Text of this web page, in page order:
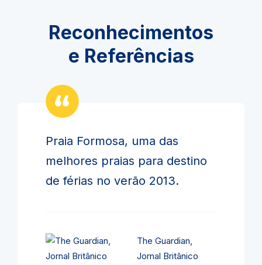
Reconhecimentos
e Referências
Praia Formosa, uma das
melhores praias para destino
de férias no verão 2013.
The Guardian,
Jornal Britânico